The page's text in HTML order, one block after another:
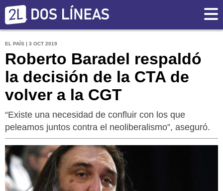
EL PAÍS | 3 OCT 2019
Roberto Baradel respaldó
la decisión de la CTA de
volver a la CGT
“Existe una necesidad de confluir con los que
peleamos juntos contra el neoliberalismo”, aseguró.